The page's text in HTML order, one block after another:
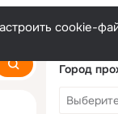
cookie-
Город